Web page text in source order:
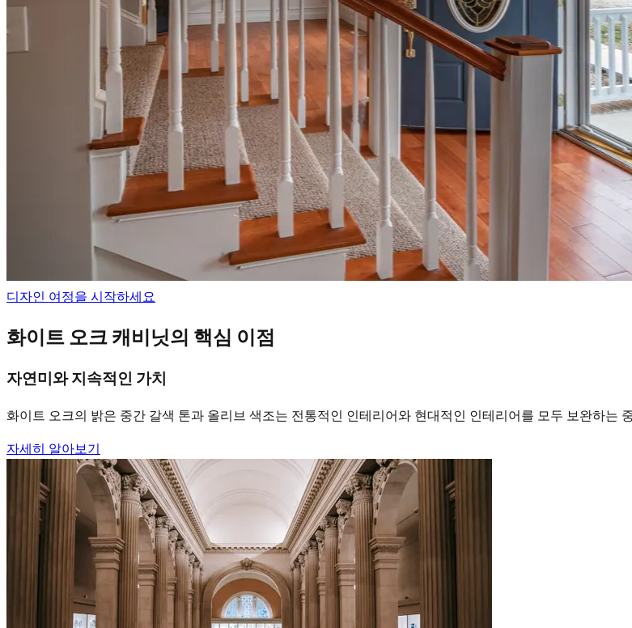
디자인 여정을 시작하세요
화이트 오크 캐비닛의 핵심 이점
자연미와 지속적인 가치
화이트 오크의 밝은 중간 갈색 톤과 올리브 색조는 전통적인 인테리어와 현대적인 인테리어를 모두 보완하는
자세히 알아보기